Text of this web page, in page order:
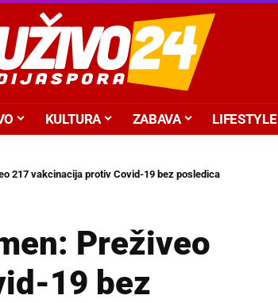
KULTURA ZABAVA LIFESTYLE
217 vakcinacija protiv Covid-19 bez posledica
Preživeo
19 bez